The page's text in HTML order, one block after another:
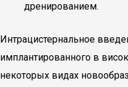
дренированием.
Интрацистернальное
имплантированного в
некоторых видах